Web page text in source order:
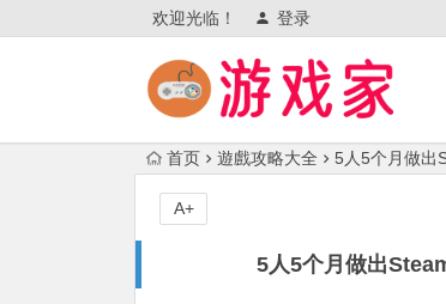
欢迎光临！ 登录
首页 遊戲攻略大全 5人5个月做出
5人5个月做出
A+